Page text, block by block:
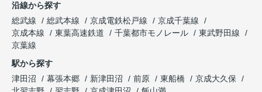
沿線から探す
総武線
総武本線 京成電鉄松戸線
京成千葉線
京成本線
東葉高速鉄道 千葉都市モノレール
東武野田線
京葉線
駅から探す
津田沼
幕張本郷 新津田沼 前原 東船橋
京成大久保